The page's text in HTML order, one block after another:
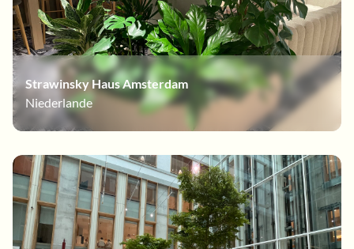
Strawinsky Haus Amsterdam
Niederlande